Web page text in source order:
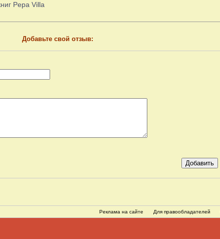
Pepa Villa
Добавьте свой отзыв:
Для правообладателей
Реклама на сайте